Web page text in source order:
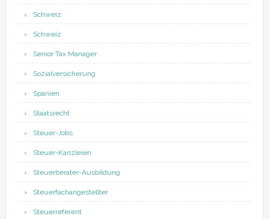
Schweiz
Schweiz
Senior Tax Manager
Sozialversicherung
Spanien
Staatsrecht
Steuer-Jobs
Steuer-Kanzleien
Steuerberater-Ausbildung
Steuerfachangestellter
Steuerreferent